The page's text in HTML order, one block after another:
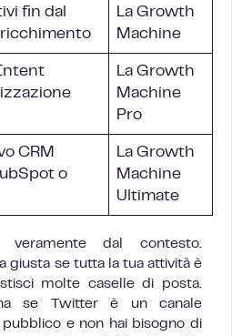
fin dal
La Growth
Machine
La Growth
Machine
Pro
CRM
o
La Growth
Machine
Ultimate
veramente dal contesto.
giusta se tutta la tua attività è
molte caselle di posta.
se Twitter è un canale
e non hai bisogno di